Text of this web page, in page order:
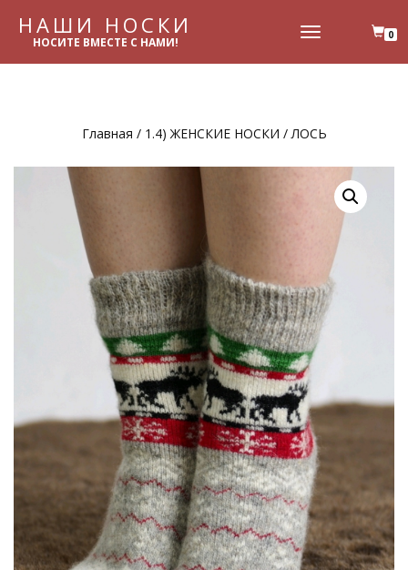
НАШИ НОСКИ
НОСИТЕ ВМЕСТЕ С НАМИ!
ПЕРЕКЛЮЧИТЬ
0
Главная / 1.4) ЖЕНСКИЕ НОСКИ / ЛОСЬ